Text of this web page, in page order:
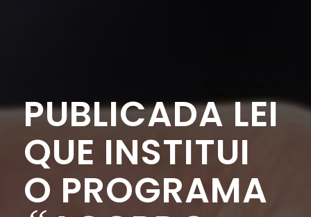
PUBLICADA LEI
QUE INSTITUI
O PROGRAMA